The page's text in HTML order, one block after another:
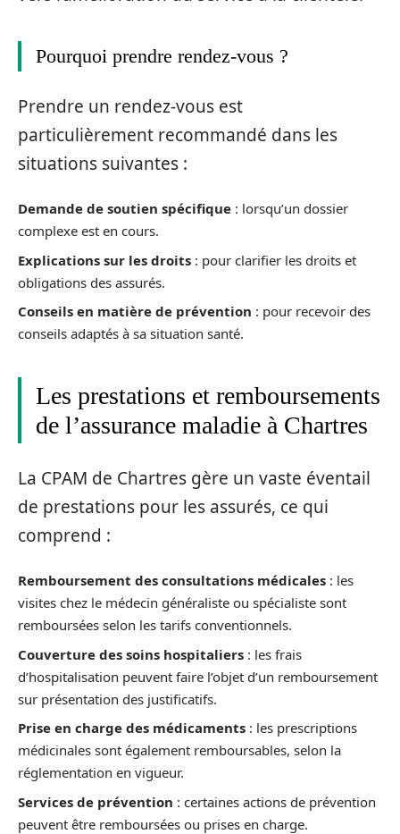
Pourquoi prendre rendez-vous ?
Prendre un rendez-vous est
particulièrement recommandé dans les
situations suivantes :
Demande de soutien spécifique : lorsqu’un dossier
complexe est en cours.
Explications sur les droits : pour clarifier les droits et
obligations des assurés.
Conseils en matière de prévention : pour recevoir des
conseils adaptés à sa situation santé.
Les prestations et remboursements
de l’assurance maladie à Chartres
La CPAM de Chartres gère un vaste éventail
de prestations pour les assurés, ce qui
comprend :
Remboursement des consultations médicales : les
visites chez le médecin généraliste ou spécialiste sont
remboursées selon les tarifs conventionnels.
Couverture des soins hospitaliers : les frais
d’hospitalisation peuvent faire l’objet d’un remboursement
sur présentation des justificatifs.
Prise en charge des médicaments : les prescriptions
médicinales sont également remboursables, selon la
réglementation en vigueur.
Services de prévention : certaines actions de prévention
peuvent être remboursées ou prises en charge.